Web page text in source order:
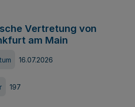
Vertretung von
am Main
16.07.2026
197